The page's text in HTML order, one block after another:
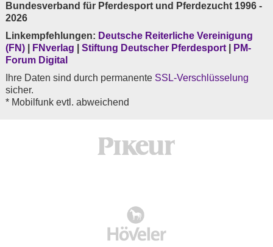
Bundesverband für Pferdesport und Pferdezucht 1996 -
2026
Linkempfehlungen: Deutsche Reiterliche Vereinigung
(FN)
FNverlag Stiftung Deutscher Pferdesport
PM-
Forum Digital
Ihre Daten sind durch permanente SSL-Verschlüsselung
sicher.
* Mobilfunk evtl. abweichend